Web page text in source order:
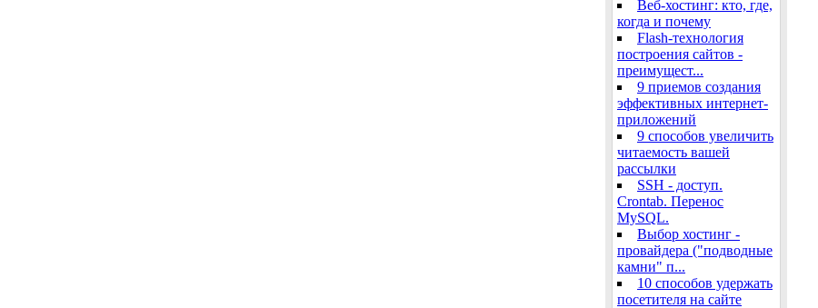
Веб-хостинг: кто, где,
когда и почему
Flash-технология
построения сайтов -
преимущест...
9 приемов создания
эффективных интернет-
приложений
9 способов увеличить
читаемость вашей
рассылки
SSH - доступ.
Crontab. Перенос
MySQL.
Выбор хостинг -
провайдера ("подводные
камни" п...
10 способов удержать
посетителя на сайте